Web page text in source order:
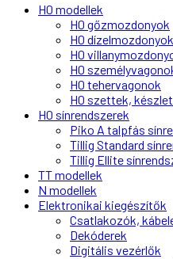
H0 modellek
H0 gőzmozdonyok
H0 dízelmozdonyok
H0
H0
H0 tehervagonok
H0 szettek,
H0 sínrendszerek
Piko A talpfás
Tillig Standard
Tillig Ellite
TT modellek
N modellek
Elektronikai kiegészítők
Csatlakozók,
Dekóderek
Digitális vezérlők